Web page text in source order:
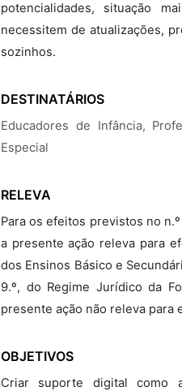
potencialidades, situação
necessitem de atualizações,
sozinhos.
DESTINATÁRIOS
Educadores de Infância,
Especial
RELEVA
Para os efeitos previstos no
a presente ação releva para
dos Ensinos Básico e
9.º, do Regime Jurídico da
presente ação não releva
OBJETIVOS
Criar suporte digital como